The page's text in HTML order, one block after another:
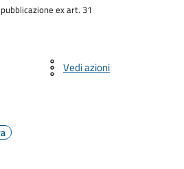
ex art. 31
Vedi azioni